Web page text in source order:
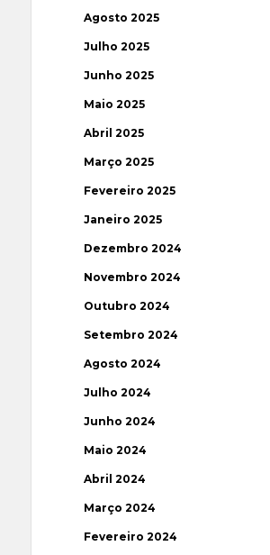
Agosto 2025
Julho 2025
Junho 2025
Maio 2025
Abril 2025
Março 2025
Fevereiro 2025
Janeiro 2025
Dezembro 2024
Novembro 2024
Outubro 2024
Setembro 2024
Agosto 2024
Julho 2024
Junho 2024
Maio 2024
Abril 2024
Março 2024
Fevereiro 2024